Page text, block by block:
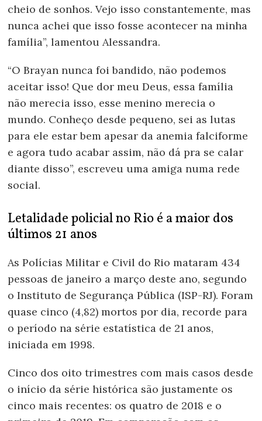
cheio de sonhos. Vejo isso constantemente, mas
nunca achei que isso fosse acontecer na minha
família”, lamentou Alessandra.
“O Brayan nunca foi bandido, não podemos
aceitar isso! Que dor meu Deus, essa família
não merecia isso, esse menino merecia o
mundo. Conheço desde pequeno, sei as lutas
para ele estar bem apesar da anemia falciforme
e agora tudo acabar assim, não dá pra se calar
diante disso”, escreveu uma amiga numa rede
social.
Letalidade policial no Rio é a maior dos
últimos 21 anos
As Polícias Militar e Civil do Rio mataram 434
pessoas de janeiro a março deste ano, segundo
o Instituto de Segurança Pública (ISP-RJ). Foram
quase cinco (4,82) mortos por dia, recorde para
o período na série estatística de 21 anos,
iniciada em 1998.
Cinco dos oito trimestres com mais casos desde
o início da série histórica são justamente os
cinco mais recentes: os quatro de 2018 e o